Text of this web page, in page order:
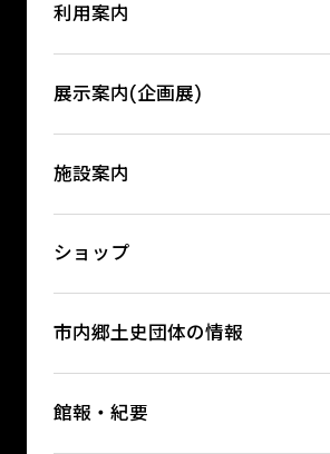
利用案内
展示案内(企画展)
施設案内
ショップ
市内郷土史団体の情報
館報・紀要